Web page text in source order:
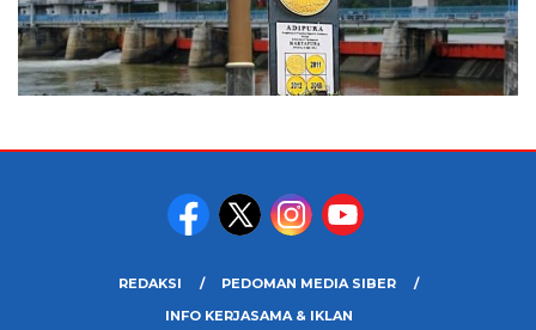
REDAKSI
PEDOMAN MEDIA SIBER
INFO KERJASAMA & IKLAN